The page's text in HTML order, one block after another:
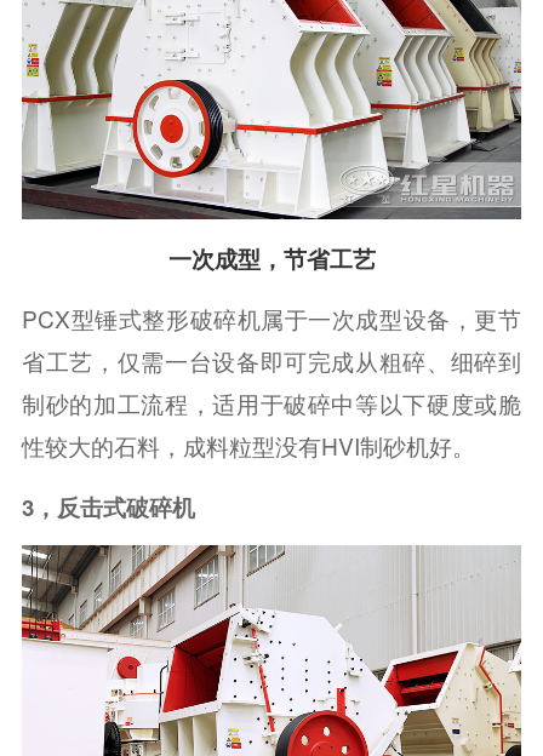
一次成型，节省工艺
PCX型锤式整形破碎机属于一次成型设备，更节
省工艺，仅需一台设备即可完成从粗碎、细碎到
制砂的加工流程，适用于破碎中等以下硬度或脆
性较大的石料，成料粒型没有HVI制砂机好。
3，反击式破碎机